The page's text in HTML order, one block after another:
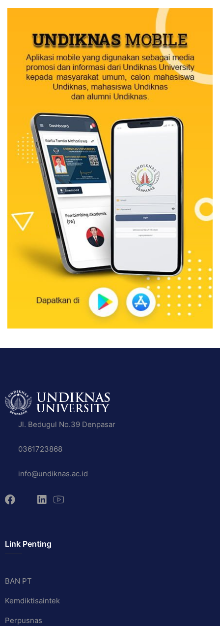
Jl. Bedugul No.39 Denpasar
0361723868
info@undiknas.ac.id
Link Penting
BAN PT
Kemdiktisaintek
Perpusnas